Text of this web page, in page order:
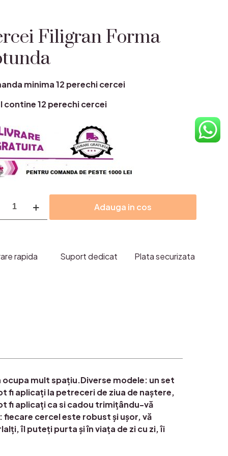
Filigran Forma
minima 12 perechi cercei
contine 12 perechi cercei
Adauga in cos
rapida Suport dedicat Plata securizata
mult spațiu.Diverse modele: un set
aplicați la petreceri de ziua de naștere,
fi aplicați ca si cadou trimițându-vă
cercel este robust și ușor, vă
îl puteți purta și în viața de zi cu zi, îi